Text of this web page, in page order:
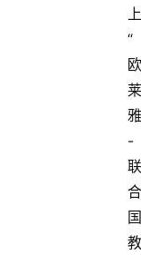
上
“
欧
莱
雅
-
联
合
国
教